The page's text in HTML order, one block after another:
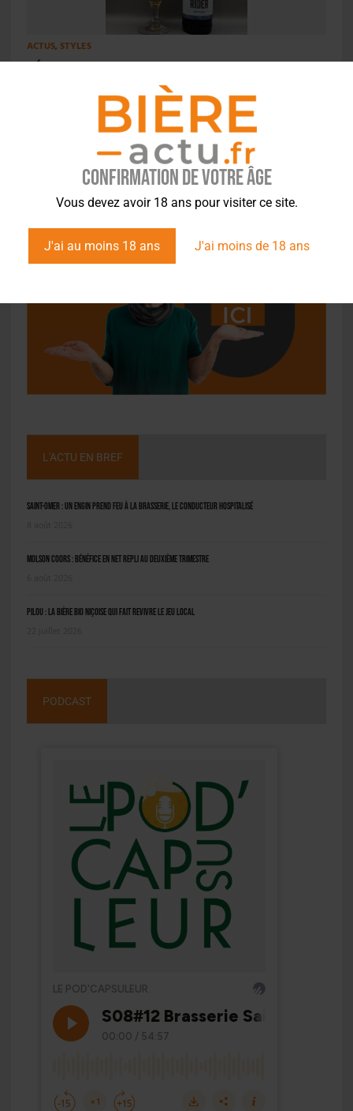
Confirmation de votre âge
Vous devez avoir 18 ans pour visiter ce site.
J'ai au moins 18 ans J'ai moins de 18 ans
ACTUS, STYLES
L'ACTU EN BREF
Saint-Omer : un engin prend feu à la brasserie, le conducteur hospitalisé
Molson Coors : bénéfice en net repli au deuxième trimestre
Pilou : la bière bio niçoise qui fait revivre le jeu local
PODCAST